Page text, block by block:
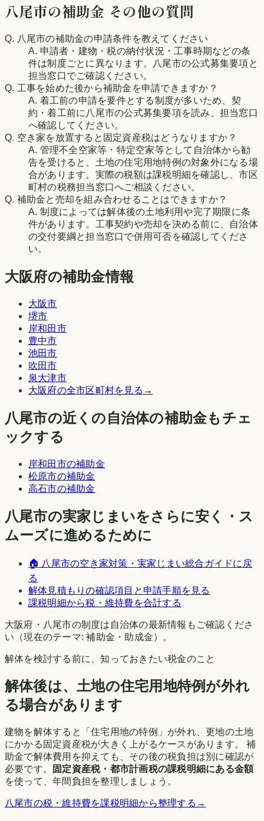
八尾市の補助金 その他の質問
Q. 八尾市の補助金の申請条件を教えてください
A. 申請者・建物・税の納付状況・工事時期などの条
件は制度ごとに異なります。八尾市の公式募集要項と
担当窓口でご確認ください。
Q. 工事を始めた後から補助金を申請できますか？
A. 着工前の申請を要件とする制度が多いため、契
約・着工前に八尾市の公式募集要項を読み、担当窓口
へ確認してください。
Q. 空き家を放置すると固定資産税はどうなりますか？
A. 管理不全空家等・特定空家等として自治体から勧
告を受けると、土地の住宅用地特例の対象外になる場
合があります。実際の税額は課税明細を確認し、市区
町村の税務担当窓口へご相談ください。
Q. 補助金と売却を組み合わせることはできますか？
A. 制度によっては解体後の土地利用や完了期限に条
件があります。工事契約や売却を決める前に、自治体
の交付要綱と担当窓口で併用可否を確認してくださ
い。
大阪府の補助金情報
大阪市
堺市
岸和田市
豊中市
池田市
吹田市
泉大津市
大阪府の全市区町村を見る →
八尾市の近くの自治体の補助金もチェ
ックする
岸和田市の補助金
松原市の補助金
高石市の補助金
八尾市の実家じまいをさらに安く・ス
ムーズに進めるために
🏠 八尾市の空き家対策・実家じまい総合ガイドに戻
る
解体見積もりの確認項目と申請手順を見る
課税明細から税・維持費を合計する
大阪府 ・ 八尾市の制度は自治体の最新情報もご確認くださ
い（現在のテーマ:補助金・助成金）。
解体を検討する前に、知っておきたい税金のこと
解体後は、土地の住宅用地特例が外れ
る場合があります
建物を解体すると「住宅用地の特例」が外れ、更地の土地
にかかる固定資産税が大きく上がるケースがあります。 補
助金で解体費用を抑えても、その後の税負担は別に確認が
必要です。
固定資産税・都市計画税の課税明細にある金額
を使って、年間負担を整理しましょう。
八尾市の税・維持費を課税明細から整理する →